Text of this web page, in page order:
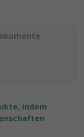
indem